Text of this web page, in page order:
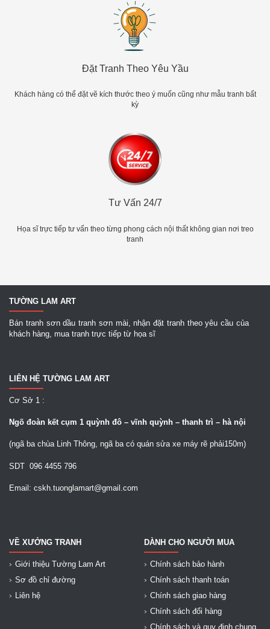
Đặt Tranh Theo Yêu Yầu
Khách hàng có thể đặt vẽ kích thước theo ý muốn cũng như mẫu tranh bất
kỳ
Tư Vấn 24/7
Họa sĩ trực tiếp tư vấn theo từng phong cách nội thất không gian nơi treo
tranh
TƯỜNG LAM ART
Bán tranh sơn dầu tranh sơn mài, nhận đặt tranh theo yêu cầu của
khách hàng, mua tranh trực tiếp từ họa sĩ
LIÊN HỆ TƯỜNG LAM ART
Cơ Sở 1 :
Ngõ đoàn kết cụm 1 quỳnh đô – vĩnh quỳnh – thanh trì – hà nội
(ngã ba chùa Linh Thông, ngã ba có quán sửa xe máy rẽ phải150m)
SDT 096 4455 796
Email: cskh.tuonglamart@gmail.com
VỀ XƯỞNG TRANH
Giới thiệu Tường Lam Art
Sơ đồ chỉ đường
Liên hệ
DÀNH CHO NGƯỜI MUA
Chính sách bảo hành
Chính sách thanh toán
Chính sách giao hàng
Chính sách đổi hàng
Chính sách và quy định chung